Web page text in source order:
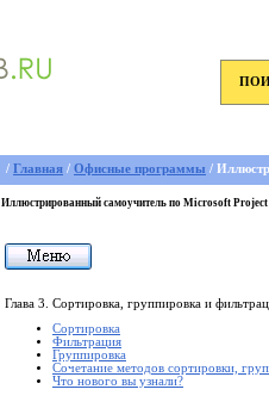
/ Главная / Офисные программы /
Иллюстрированный самоучитель по Microsoft Project
Глава 3. Сортировка, группировка и
Сортировка
Фильтрация
Группировка
Сочетание методов сортировки,
Что нового вы узнали?